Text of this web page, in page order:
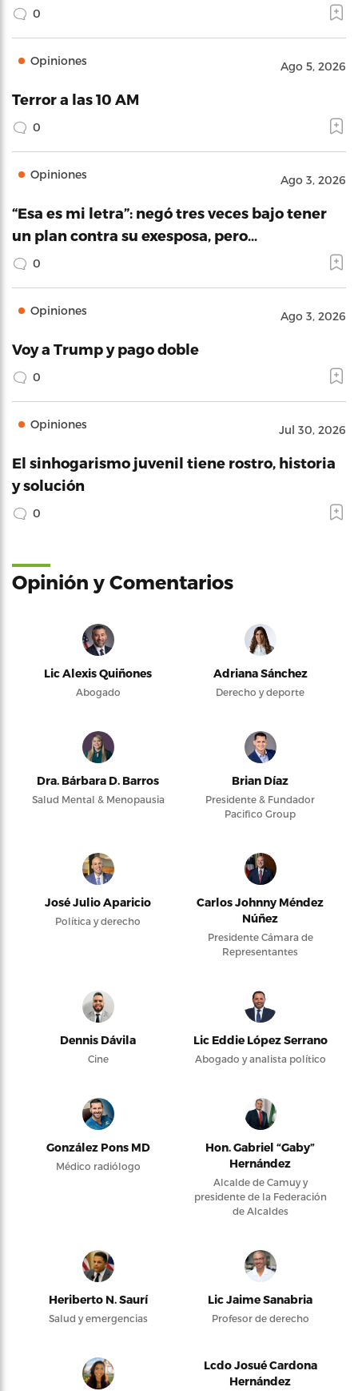
0
Opiniones Ago 5, 2026
Terror a las 10 AM
0
Opiniones Ago 3, 2026
“Esa es mi letra”: negó tres veces bajo tener
un plan contra su exesposa, pero…
0
Opiniones Ago 3, 2026
Voy a Trump y pago doble
0
Opiniones Jul 30, 2026
El sinhogarismo juvenil tiene rostro, historia
y solución
0
Opinión y Comentarios
Lic Alexis Quiñones
Abogado
Adriana Sánchez
Derecho y deporte
Dra. Bárbara D. Barros
Salud Mental & Menopausia
Brian Díaz
Presidente & Fundador
Pacifico Group
José Julio Aparicio
Política y derecho
Carlos Johnny Méndez
Núñez
Presidente Cámara de
Representantes
Dennis Dávila
Cine
Lic Eddie López Serrano
Abogado y analista político
González Pons MD
Médico radiólogo
Hon. Gabriel “Gaby”
Hernández
Alcalde de Camuy y
presidente de la Federación
de Alcaldes
Heriberto N. Saurí
Salud y emergencias
Lic Jaime Sanabria
Profesor de derecho
Lcdo Josué Cardona
Hernández